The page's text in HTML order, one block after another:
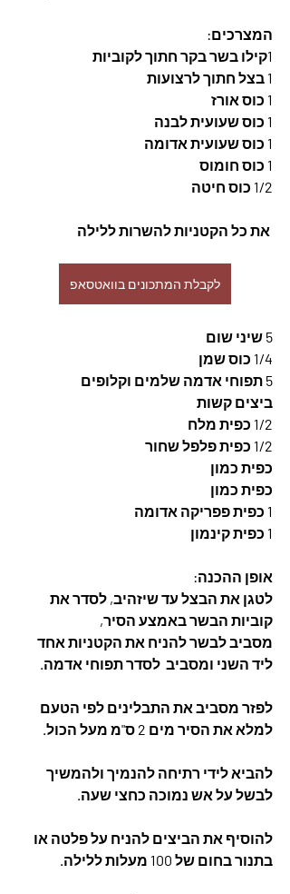
המצרכים:
1קילו בשר בקר חתוך לקוביות
1 בצל חתוך לרצועות
1 כוס אורז
1 כוס שעועית לבנה
1 כוס שעועית אדומה
1 כוס חומוס
1/2 כוס חיטה
לקבלת המתכונים בוואטסאפ
5 שיני שום
1/4 כוס שמן
5 תפוחי אדמה שלמים וקלופים
ביצים קשות
1/2 כפית מלח
1/2 כפית פלפל שחור
כפית כמון
כפית כמון
1 כפית פפריקה אדומה
1 כפית קינמון
אופן ההכנה:
לטגן את הבצל עד שיזהיב, לסדר את
קוביות הבשר באמצע הסיר,
מסביב לבשר להניח את הקטניות אחד
ליד השני ומסביב  לסדר תפוחי אדמה.
לפזר מסביב את התבלינים לפי הטעם
למלא את הסיר מים 2 ס"מ מעל הכול.
להביא לידי רתיחה להנמיך ולהמשיך
לבשל על אש נמוכה כחצי שעה.
להוסיף את הביצים להניח על פלטה או
בתנור בחום של 100 מעלות ללילה.